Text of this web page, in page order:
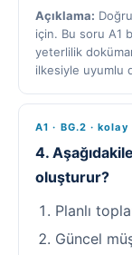
Açıklama:
için. Bu soru A1
yeterlilik
ilkesiyle uyumlu
A1 · BG.2 · kolay
4.
oluşturur?
Planlı
Güncel